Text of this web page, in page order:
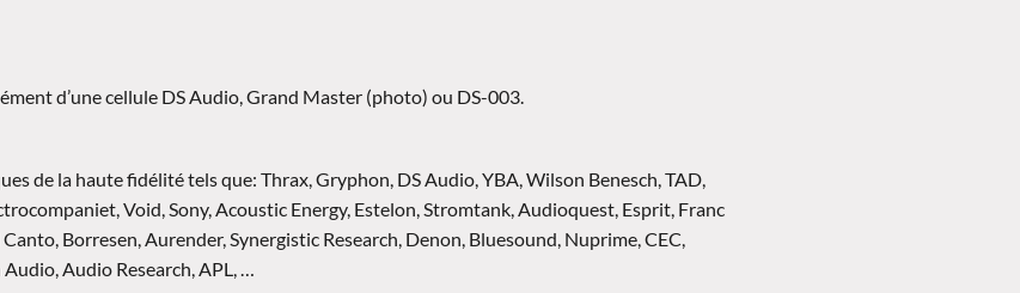
d’une cellule DS Audio, Grand Master (photo) ou DS-003.
de la haute fidélité tels que: Thrax, Gryphon, DS Audio, YBA, Wilson Benesch, TAD,
Void, Sony, Acoustic Energy, Estelon, Stromtank, Audioquest, Esprit, Franc
Borresen, Aurender, Synergistic Research, Denon, Bluesound, Nuprime, CEC,
Audio Research, APL, …